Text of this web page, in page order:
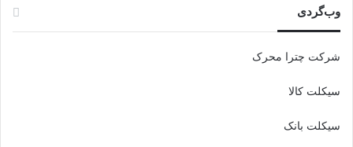
وب‌گردی
شرکت چترا محرک
سیکلت کالا
سیکلت بانک